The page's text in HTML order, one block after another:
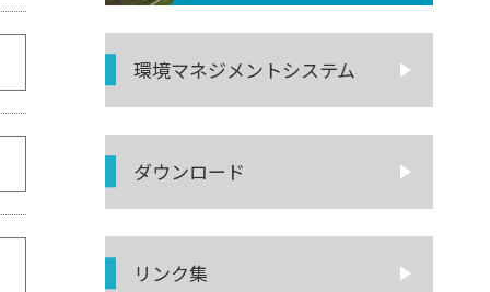
環境マネジメントシステム
ダウンロード
リンク集